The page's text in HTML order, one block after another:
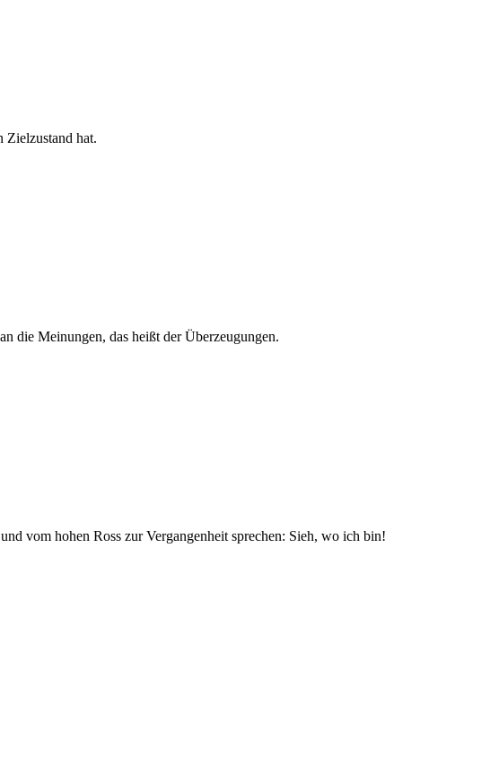
Zielzustand hat.
die Meinungen, das heißt der Überzeugungen.
vom hohen Ross zur Vergangenheit sprechen: Sieh, wo ich bin!